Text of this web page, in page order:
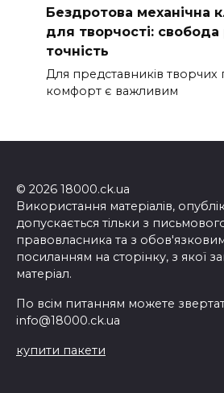
Бездротова механічна
для творчості: свобода
точність
Для представників творчих
комфорт є важливим
© 2026 18000.ck.ua
Використання матеріалів,
допускається тільки з
правовласника та з
посиланням на сторінку, з якої
матеріал.
По всім питанням можете
info@18000.ck.ua
купити пакети